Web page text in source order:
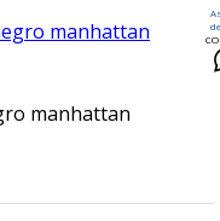
manhattan
de